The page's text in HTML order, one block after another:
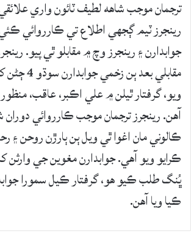
ترجمان موجب شاهه لطيف ٽائون واري
رينجرز ٽيم ڳجهي اطلاع تي ڪارروائي
جوابدارن ۽ رينجرز وچ ۾ مقابلو ٿي پيو.
مقابلي بعد
ويو، گرفتار ٿيلن ۾ علي اڪبر، عاقب،
آهن. رينجرز ترجمان موجب ڪارروائي
ڪالوني مان اغوا ٿي ويل ٻن ٻارڙن روحن ۽
ڀُنگ طلب ڪيو هو، گرفتار ڪيل سمورا
ڪيا ويا آهن.